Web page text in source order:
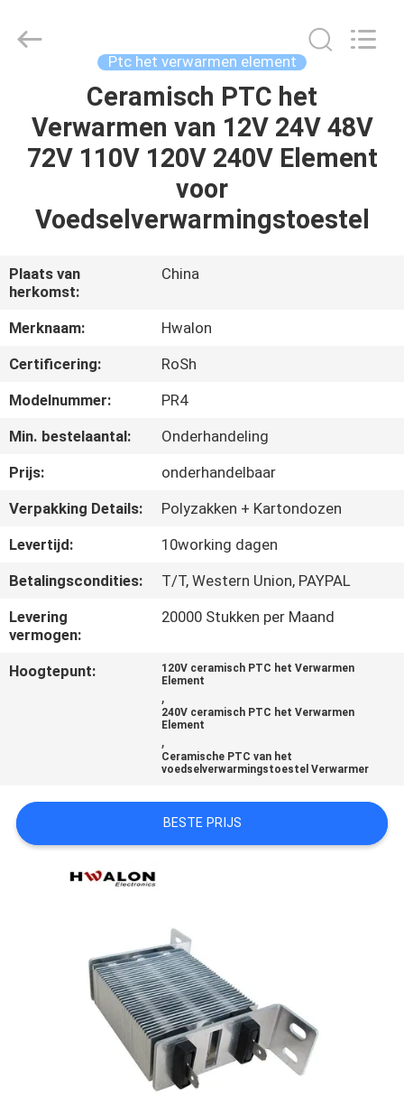
PRODUCTEN
OVER
FABRIEKSTOCHT
KWALITEITSCONTROLE
NEEM
CONTACT
MET
ONS
OP
NIEUWS
OFFERTE
AANVRAGEN
PRIVACYBELEID
Ptc het verwarmen element
Ceramisch PTC het
Verwarmen van 12V 24V 48V
72V 110V 120V 240V Element
voor
Voedselverwarmingstoestel
Plaats van
herkomst:
China
Merknaam:
Hwalon
Certificering:
RoSh
Modelnummer:
PR4
Min. bestelaantal:
Onderhandeling
Prijs:
onderhandelbaar
Verpakking Details:
Polyzakken + Kartondozen
Levertijd:
10working dagen
Betalingscondities:
T/T, Western Union, PAYPAL
Levering
vermogen:
20000 Stukken per Maand
Hoogtepunt:
120V ceramisch PTC het Verwarmen
Element
,
240V ceramisch PTC het Verwarmen
Element
,
Ceramische PTC van het
voedselverwarmingstoestel Verwarmer
BESTE PRIJS